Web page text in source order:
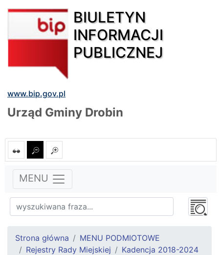
BIULETYN
INFORMACJI
PUBLICZNEJ
www.bip.gov.pl
Urząd Gminy Drobin
MENU
Strona główna
MENU PODMIOTOWE
Rejestry Rady Miejskiej
Kadencja 2018-2024